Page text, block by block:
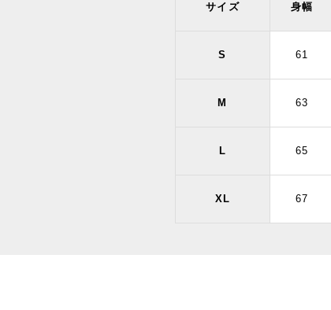
サイズ 身幅
S 61
M 63
L 65
XL 67